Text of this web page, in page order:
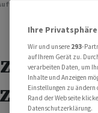
trotz Schwäche im
Ihre
Wir und unsere 293-
auf Ihrem Gerät zu.
verarbeiten Daten, um
Inhalte und Anzeigen
Einstellungen zu
Rand der Webseite
Datenschutzerklärung.